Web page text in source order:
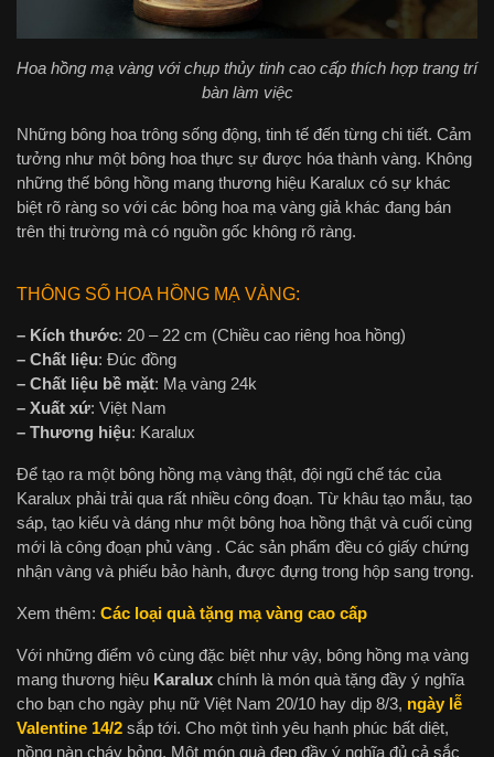
Hoa hồng mạ vàng với chụp thủy tinh cao cấp thích hợp trang trí
bàn làm việc
Những bông hoa trông sống động, tinh tế đến từng chi tiết. Cảm
tưởng như một bông hoa thực sự được hóa thành vàng. Không
những thế bông hồng mang thương hiệu Karalux có sự khác
biệt rõ ràng so với các bông hoa mạ vàng giả khác đang bán
trên thị trường mà có nguồn gốc không rõ ràng.
THÔNG SỐ HOA HỒNG MẠ VÀNG:
– Kích thước: 20 – 22 cm (Chiều cao riêng hoa hồng)
– Chất liệu: Đúc đồng
– Chất liệu bề mặt: Mạ vàng 24k
– Xuất xứ: Việt Nam
– Thương hiệu: Karalux
Để tạo ra một bông hồng mạ vàng thật, đội ngũ chế tác của
Karalux phải trải qua rất nhiều công đoạn. Từ khâu tạo mẫu, tạo
sáp, tạo kiểu và dáng như một bông hoa hồng thật và cuối cùng
mới là công đoạn phủ vàng . Các sản phẩm đều có giấy chứng
nhận vàng và phiếu bảo hành, được đựng trong hộp sang trọng.
Xem thêm: Các loại quà tặng mạ vàng cao cấp
Với những điểm vô cùng đặc biệt như vậy, bông hồng mạ vàng
mang thương hiệu Karalux chính là món quà tặng đầy ý nghĩa
cho bạn cho ngày phụ nữ Việt Nam 20/10 hay dịp 8/3, ngày lễ
Valentine 14/2 sắp tới. Cho một tình yêu hạnh phúc bất diệt,
nồng nàn cháy bỏng. Một món quà đẹp đầy ý nghĩa đủ cả sắc